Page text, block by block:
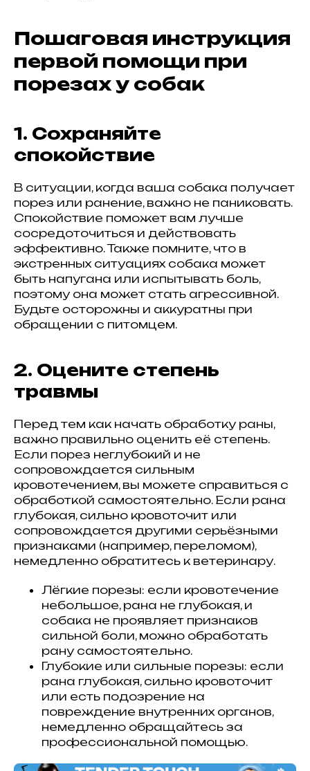
Пошаговая инструкция
первой помощи при
порезах у собак
1. Сохраняйте
спокойствие
В ситуации, когда ваша собака получает
порез или ранение, важно не паниковать.
Спокойствие поможет вам лучше
сосредоточиться и действовать
эффективно. Также помните, что в
экстренных ситуациях собака может
быть напугана или испытывать боль,
поэтому она может стать агрессивной.
Будьте осторожны и аккуратны при
обращении с питомцем.
2. Оцените степень
травмы
Перед тем как начать обработку раны,
важно правильно оценить её степень.
Если порез неглубокий и не
сопровождается сильным
кровотечением, вы можете справиться с
обработкой самостоятельно. Если рана
глубокая, сильно кровоточит или
сопровождается другими серьёзными
признаками (например, переломом),
немедленно обратитесь к ветеринару.
Лёгкие порезы: если кровотечение
небольшое, рана не глубокая, и
собака не проявляет признаков
сильной боли, можно обработать
рану самостоятельно.
Глубокие или сильные порезы: если
рана глубокая, сильно кровоточит
или есть подозрение на
повреждение внутренних органов,
немедленно обращайтесь за
профессиональной помощью.